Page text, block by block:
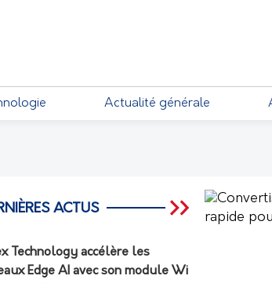
Actualité générale
ACTUS
Technology accélère les
Edge AI avec son module Wi